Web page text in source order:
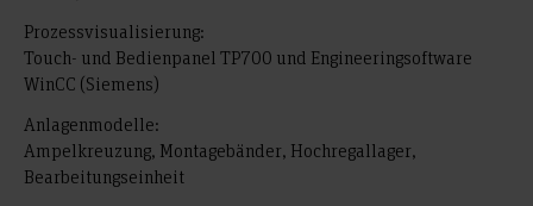
Prozessvisualisierung:
Touch- und Bedienpanel TP700 und Engineeringsoftware
WinCC (Siemens)
Anlagenmodelle:
Ampelkreuzung, Montagebänder, Hochregallager,
Bearbeitungseinheit